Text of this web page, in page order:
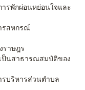
รพักผ่อนหย่อนใจและ
รสหกรณ์
ราษฎร
ป็นสาธารณสมบัติของ
บริหารส่วนตำบล